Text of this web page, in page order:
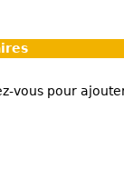
vous pour